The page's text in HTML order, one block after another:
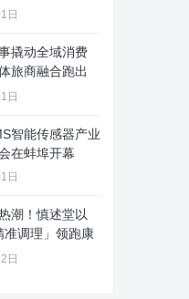
日
撬动全域消费
旅商融合跑出
日
智能传感器产业
在蚌埠开幕
日
潮！慎述堂以
准调理」领跑康
日